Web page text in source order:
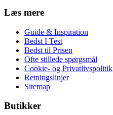
Læs mere
Guide & Inspiration
Bedst I Test
Bedst til Prisen
Ofte stillede spørgsmål
Cookie- og Privatlivspolitik
Retningslinjer
Sitemap
Butikker